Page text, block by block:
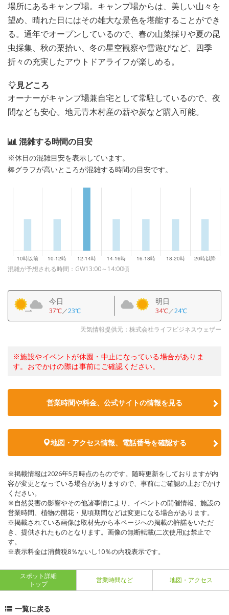
場所にあるキャンプ場。キャンプ場からは、美しい山々を
望め、晴れた日にはその雄大な景色を堪能することができ
る。通年でオープンしているので、春の山菜採りや夏の昆
虫採集、秋の栗拾い、冬の星空観察や雪遊びなど、四季
折々の充実したアウトドアライフが楽しめる。
見どころ
オーナーがキャンプ場兼自宅として常駐しているので、夜
間なども安心。地元青木村産の薪や炭など購入可能。
混雑する時間の目安
※休日の混雑目安を表示しています。
棒グラフが高いところが混雑する時間の目安です。
混雑が予想される時間：GW13:00～14:00頃
今日
37℃／23℃
明日
34℃／24℃
天気情報提供元：株式会社ライフビジネスウェザー
※施設やイベントが休園・中止になっている場合がありま
す。おでかけの際は事前にご確認ください。
営業時間や料金、公式サイトの情報を見る
地図・アクセス情報、電話番号を確認する
※掲載情報は2026年5月時点のものです。随時更新をしておりますが内
容が変更となっている場合がありますので、事前にご確認の上おでかけ
ください。
※自然災害の影響やその他諸事情により、イベントの開催情報、施設の
営業時間、植物の開花・見頃期間などは変更になる場合があります。
※掲載されている画像は取材先から本ページへの掲載の許諾をいただ
き、提供されたものとなります。画像の無断転載(二次使用)は禁止で
す。
※表示料金は消費税8％ないし10％の内税表示です。
スポット詳細
トップ
営業時間など 地図・アクセス
一覧に戻る